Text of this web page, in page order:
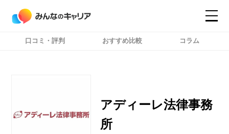
口コミ・評判 おすすめ比較 コラム
アディーレ法律事務
所